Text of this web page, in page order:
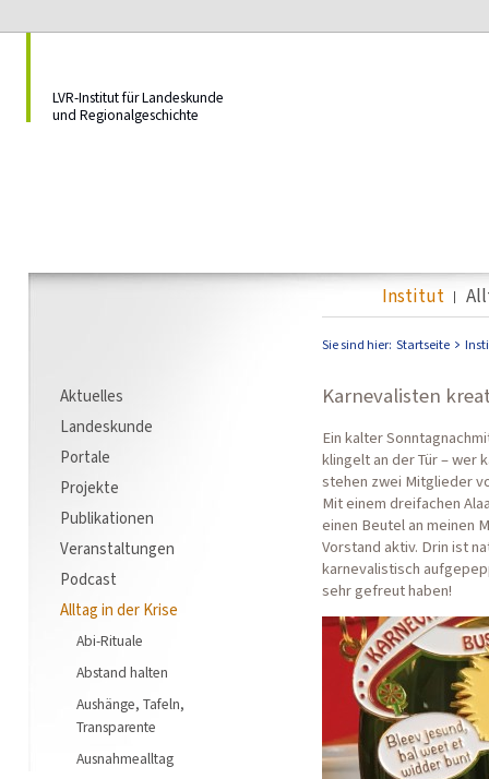
LVR-Institut für Landeskunde
und Regionalgeschichte
Institut
Aktuelles
Landeskunde
Portale
Projekte
Publikationen
Veranstaltungen
Podcast
Alltag in der Krise
Abi-Rituale
Abstand halten
Aushänge, Tafeln,
Transparente
Ausnahmealltag
Sie sind hier: Startseite
Karnevalisten
Ein kalter
klingelt an der Tür – wer
stehen zwei Mitglieder
Mit einem dreifachen
einen Beutel an meinen
Vorstand aktiv. Drin ist
karnevalistisch
sehr gefreut haben!